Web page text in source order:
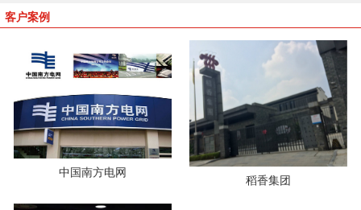
客户案例
中国南方电网
稻香集团